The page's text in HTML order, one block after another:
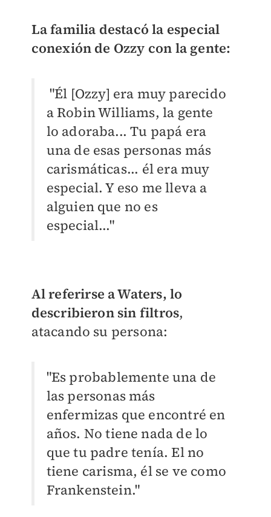
La familia destacó la especial
conexión de Ozzy con la gente:
"Él [Ozzy] era muy parecido
a Robin Williams, la gente
lo adoraba... Tu papá era
una de esas personas más
carismáticas... él era muy
especial. Y eso me lleva a
alguien que no es
especial..."
Al referirse a Waters, lo
describieron sin filtros,
atacando su persona:
"Es probablemente una de
las personas más
enfermizas que encontré en
años. No tiene nada de lo
que tu padre tenía. El no
tiene carisma, él se ve como
Frankenstein."